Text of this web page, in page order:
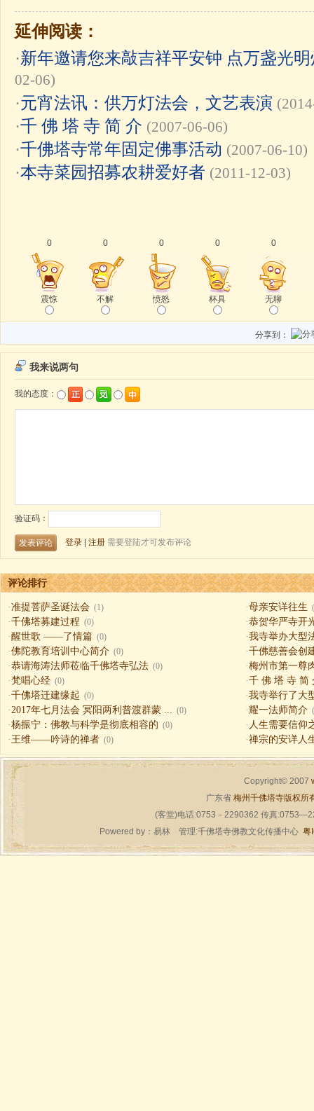
延伸阅读：
·新年邀请您来敲吉祥平安钟 点万盏光
02-06)
·元宵法讯：供万灯法会，文艺表演
·千 佛 塔 寺 简 介 (2007-06-06)
·千佛塔寺常年固定佛事活动 (2007-06-10)
·本寺菜园招募农耕爱好者 (2011-12-03)
0
震惊
0
不解
0
愤怒
0
杯具
0
无聊
分享到：
评论排行
·准提菩萨圣诞法会 (1) ·母亲安详往生
·千佛塔募建过程 (0) ·恭贺华严寺开
·醒世歌 ——了情篇 (0) ·我寺举办大型
·佛陀教育培训中心简介 (0) ·千佛慈善会创
·恭请海涛法师莅临千佛塔寺弘法 (0) ·梅州市第一尊
·梵唱心经 (0) ·千 佛 塔 寺 简
·千佛塔迁建缘起 (0) ·我寺举行了大
· 2017年七月法会 冥阳两利普渡群蒙 ... (0) ·耀一法师简介
·杨振宁：佛教与科学是彻底相容的 (0) · 人生需要信仰
· 王维——吟诗的禅者 (0) ·禅宗的安详人
Copyright© 2007
广东省 梅州千佛塔寺版权所
(客堂)电话:0753－2290362 传真
Powered by： 易林管理:千佛塔寺佛教文化传播中心 粤